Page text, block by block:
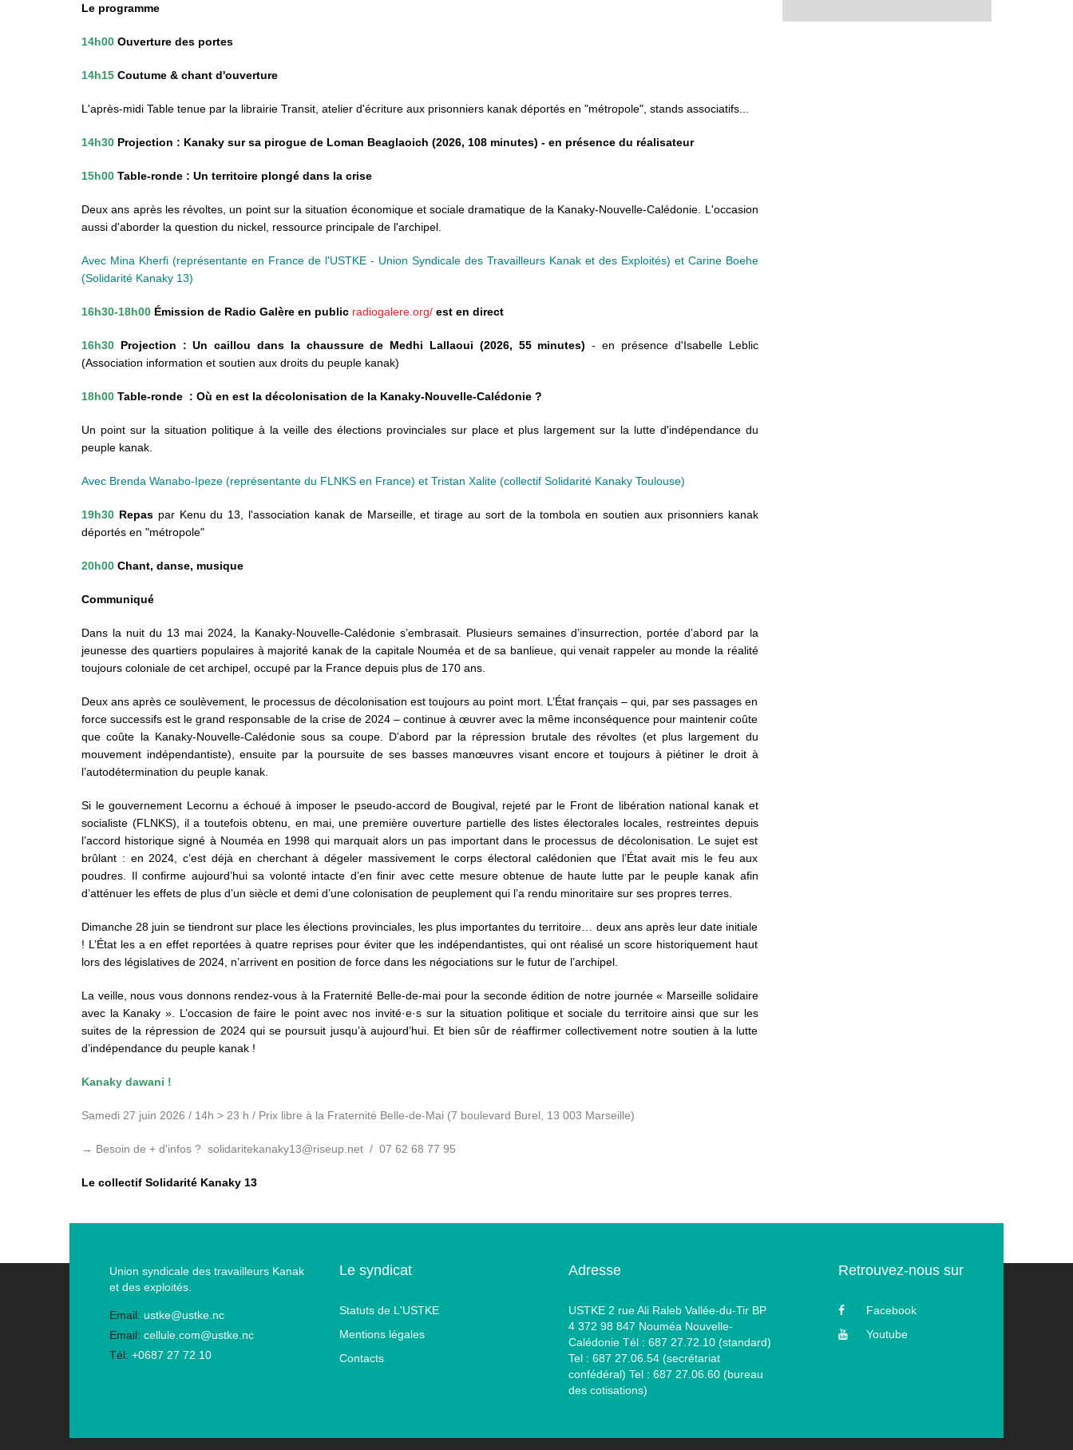
Le programme
14h00 Ouverture des portes
14h15 Coutume & chant d'ouverture
L'après-midi Table tenue par la librairie Transit, atelier d'écriture aux prisonniers kanak déportés en "métropole", stands associatifs...
14h30 Projection : Kanaky sur sa pirogue de Loman Beaglaoich (2026, 108 minutes) - en présence du réalisateur
15h00 Table-ronde : Un territoire plongé dans la crise
Deux ans après les révoltes, un point sur la situation économique et sociale dramatique de la Kanaky-Nouvelle-Calédonie. L'occasion
aussi d'aborder la question du nickel, ressource principale de l'archipel.
Avec Mina Kherfi (représentante en France de l'USTKE - Union Syndicale des Travailleurs Kanak et des Exploités) et Carine Boehe
(Solidarité Kanaky 13)
16h30-18h00 Émission de Radio Galère en public radiogalere.org/ est en direct
16h30 Projection : Un caillou dans la chaussure de Medhi Lallaoui (2026, 55 minutes) - en présence d'Isabelle Leblic
(Association information et soutien aux droits du peuple kanak)
18h00 Table-ronde : Où en est la décolonisation de la Kanaky-Nouvelle-Calédonie ?
Un point sur la situation politique à la veille des élections provinciales sur place et plus largement sur la lutte d'indépendance du
peuple kanak.
Avec Brenda Wanabo-Ipeze (représentante du FLNKS en France) et Tristan Xalite (collectif Solidarité Kanaky Toulouse)
19h30 Repaspar Kenu du 13, l'association kanak de Marseille, et tirage au sort de la tombola en soutien aux prisonniers kanak
déportés en "métropole"
20h00 Chant, danse, musique
Communiqué
Dans la nuit du 13 mai 2024, la Kanaky-Nouvelle-Calédonie s’embrasait. Plusieurs semaines d’insurrection, portée d’abord par la
jeunesse des quartiers populaires à majorité kanak de la capitale Nouméa et de sa banlieue, qui venait rappeler au monde la réalité
toujours coloniale de cet archipel, occupé par la France depuis plus de 170 ans.
Deux ans après ce soulèvement, le processus de décolonisation est toujours au point mort. L’État français – qui, par ses passages en
force successifs est le grand responsable de la crise de 2024 – continue à œuvrer avec la même inconséquence pour maintenir coûte
que coûte la Kanaky-Nouvelle-Calédonie sous sa coupe. D’abord par la répression brutale des révoltes (et plus largement du
mouvement indépendantiste), ensuite par la poursuite de ses basses manœuvres visant encore et toujours à piétiner le droit à
l’autodétermination du peuple kanak.
Si le gouvernement Lecornu a échoué à imposer le pseudo-accord de Bougival, rejeté par le Front de libération national kanak et
socialiste (FLNKS), il a toutefois obtenu, en mai, une première ouverture partielle des listes électorales locales, restreintes depuis
l’accord historique signé à Nouméa en 1998 qui marquait alors un pas important dans le processus de décolonisation. Le sujet est
brûlant : en 2024, c’est déjà en cherchant à dégeler massivement le corps électoral calédonien que l’État avait mis le feu aux
poudres. Il confirme aujourd’hui sa volonté intacte d’en finir avec cette mesure obtenue de haute lutte par le peuple kanak afin
d’atténuer les effets de plus d’un siècle et demi d’une colonisation de peuplement qui l’a rendu minoritaire sur ses propres terres.
Dimanche 28 juin se tiendront sur place les élections provinciales, les plus importantes du territoire… deux ans après leur date initiale
! L’État les a en effet reportées à quatre reprises pour éviter que les indépendantistes, qui ont réalisé un score historiquement haut
lors des législatives de 2024, n’arrivent en position de force dans les négociations sur le futur de l’archipel.
La veille, nous vous donnons rendez-vous à la Fraternité Belle-de-mai pour la seconde édition de notre journée « Marseille solidaire
avec la Kanaky ». L’occasion de faire le point avec nos invité·e·s sur la situation politique et sociale du territoire ainsi que sur les
suites de la répression de 2024 qui se poursuit jusqu’à aujourd’hui. Et bien sûr de réaffirmer collectivement notre soutien à la lutte
d’indépendance du peuple kanak !
Kanaky dawani !
Samedi 27 juin 2026 / 14h > 23 h / Prix libre à la Fraternité Belle-de-Mai (7 boulevard Burel, 13 003 Marseille)
→ Besoin de + d'infos ? solidaritekanaky13@riseup.net / 07 62 68 77 95
Le collectif Solidarité Kanaky 13
Union syndicale des travailleurs Kanak
et des exploités.
Email: ustke@ustke.nc
Email: cellule.com@ustke.nc
Tél: +0687 27 72 10
Le syndicat
Statuts de L'USTKE
Mentions légales
Contacts
Adresse
USTKE 2 rue Ali Raleb Vallée-du-Tir BP
4 372 98 847 Nouméa Nouvelle-
Calédonie Tél : 687 27.72.10 (standard)
Tel : 687 27.06.54 (secrétariat
confédéral) Tel : 687 27.06.60 (bureau
des cotisations)
Retrouvez-nous sur
Facebook
Youtube